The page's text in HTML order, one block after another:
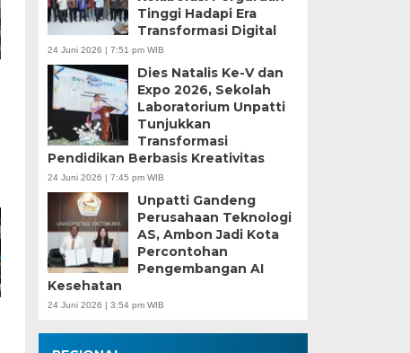
Tinggi Hadapi Era
Transformasi Digital
24 Juni 2026 | 7:51 pm WIB
Dies Natalis Ke-V dan
Expo 2026, Sekolah
Laboratorium Unpatti
Tunjukkan
Transformasi
Pendidikan Berbasis Kreativitas
24 Juni 2026 | 7:45 pm WIB
Unpatti Gandeng
Perusahaan Teknologi
AS, Ambon Jadi Kota
Percontohan
Pengembangan AI
Kesehatan
24 Juni 2026 | 3:54 pm WIB